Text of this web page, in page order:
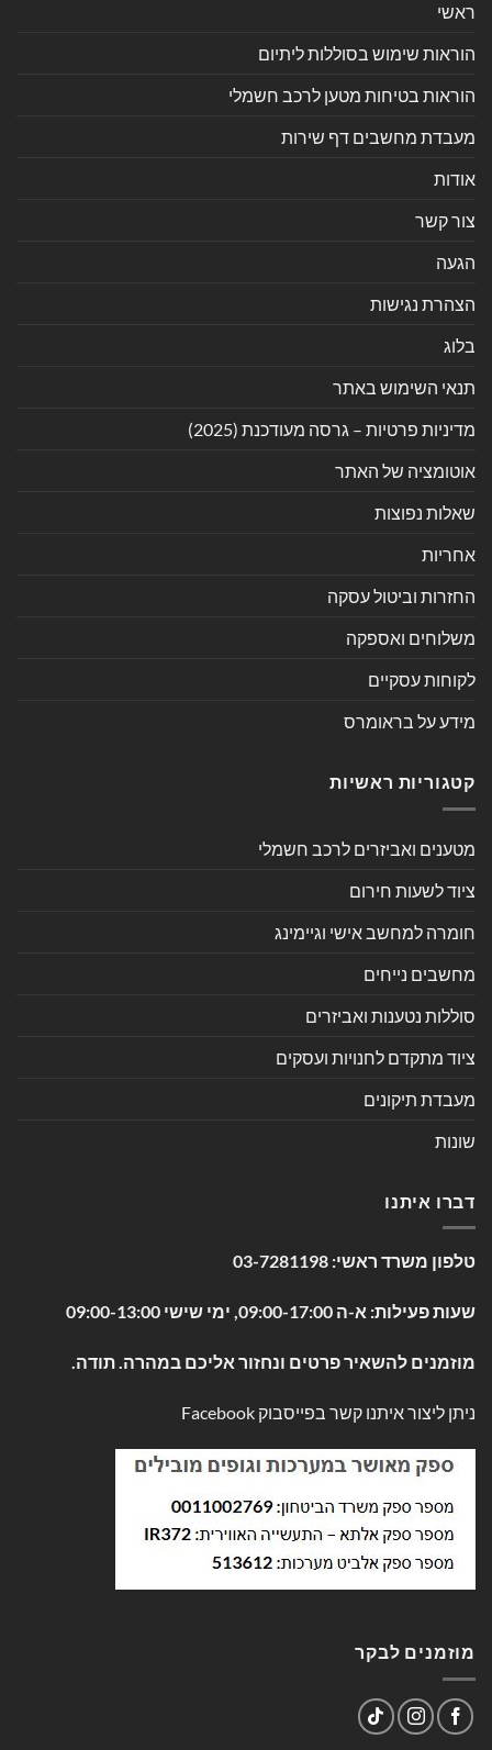
ראשי
הוראות שימוש בסוללות ליתיום
הוראות בטיחות מטען לרכב חשמלי
מעבדת מחשבים דף שירות
אודות
צור קשר
הגעה
הצהרת נגישות
בלוג
תנאי השימוש באתר
מדיניות פרטיות – גרסה מעודכנת (2025)
אוטומציה של האתר
שאלות נפוצות
אחריות
החזרות וביטול עסקה
משלוחים ואספקה
לקוחות עסקיים
מידע על בראומרס
קטגוריות ראשיות
מטענים ואביזרים לרכב חשמלי
ציוד לשעות חירום
חומרה למחשב אישי וגיימינג
מחשבים נייחים
סוללות נטענות ואביזרים
ציוד מתקדם לחנויות ועסקים
מעבדת תיקונים
שונות
דברו איתנו
טלפון משרד ראשי: 03-7281198
שעות פעילות: א-ה 09:00-17:00, ימי שישי 09:00-13:00
מוזמנים להשאיר פרטים ונחזור אליכם במהרה. תודה.
ניתן ליצור איתנו קשר בפייסבוק Facebook
מוזמנים לבקר